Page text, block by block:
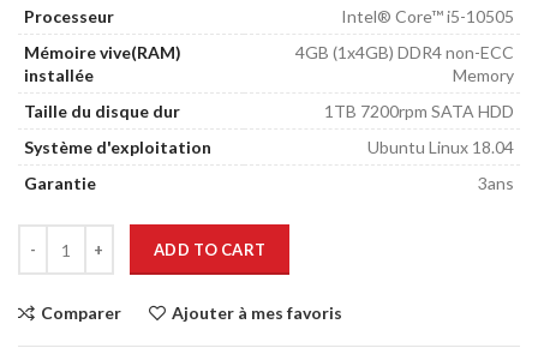
Processeur
Intel® Core™ i5-10505
Mémoire vive(RAM)
installée
4GB (1x4GB) DDR4 non-ECC
Memory
Taille du disque dur
1TB 7200rpm SATA HDD
Système d'exploitation
Ubuntu Linux 18.04
Garantie
3ans
ADD TO CART
Comparer Ajouter à mes favoris